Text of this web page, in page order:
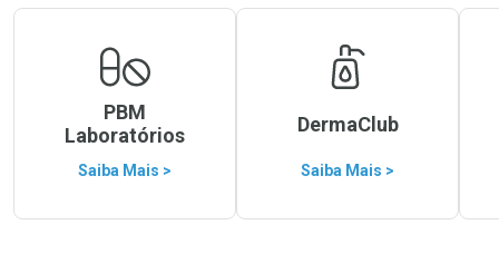
PBM
Laboratórios
Saiba Mais >
DermaClub
Saiba Mais >